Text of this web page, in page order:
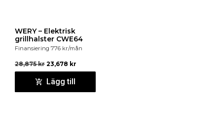
WERY – Elektrisk
grillhalster CWE64
Finansiering 776 kr/mån
28,875kr 23,678 kr
Lägg till